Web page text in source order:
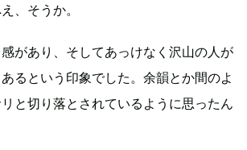
、そうか。
があり、そしてあっけなく沢山の人が
るという印象でした。余韻とか間のよ
と切り落とされているように思ったん